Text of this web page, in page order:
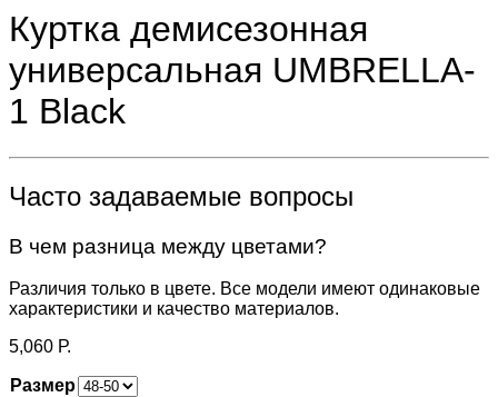
Куртка демисезонная
универсальная UMBRELLA-
1 Black
Часто задаваемые вопросы
В чем разница между цветами?
Различия только в цвете. Все модели имеют одинаковые
характеристики и качество материалов.
5,060 Р.
Размер